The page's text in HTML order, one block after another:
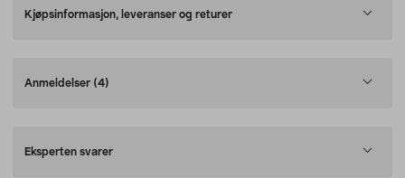
Kjøpsinformasjon, leveranser og returer
Anmeldelser (4)
Eksperten svarer